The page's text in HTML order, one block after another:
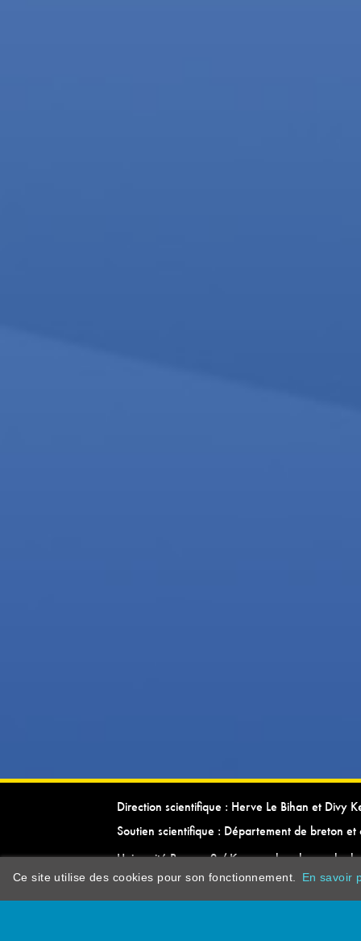
Direction scientifique : Herve Le Bihan et Divy
Soutien scientifique : Département de breton et
Université Rennes 2 / Kevrenn brezhoneg ha
Ce site utilise des cookies pour son fonctionnement. En savoir